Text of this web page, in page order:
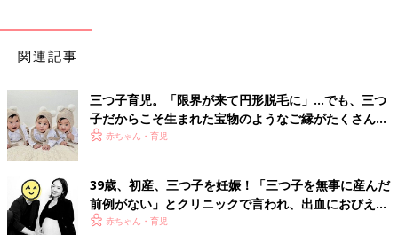
関連記事
三つ子育児。「限界が来て円形脱毛に」…でも、三つ
子だからこそ生まれた宝物のようなご縁がたくさん！
【体験談】
赤ちゃん・育児
39歳、初産、三つ子を妊娠！「三つ子を無事に産んだ
前例がない」とクリニックで言われ、出血におびえる
日々…【桑子英里アナ・インタビュー】
赤ちゃん・育児